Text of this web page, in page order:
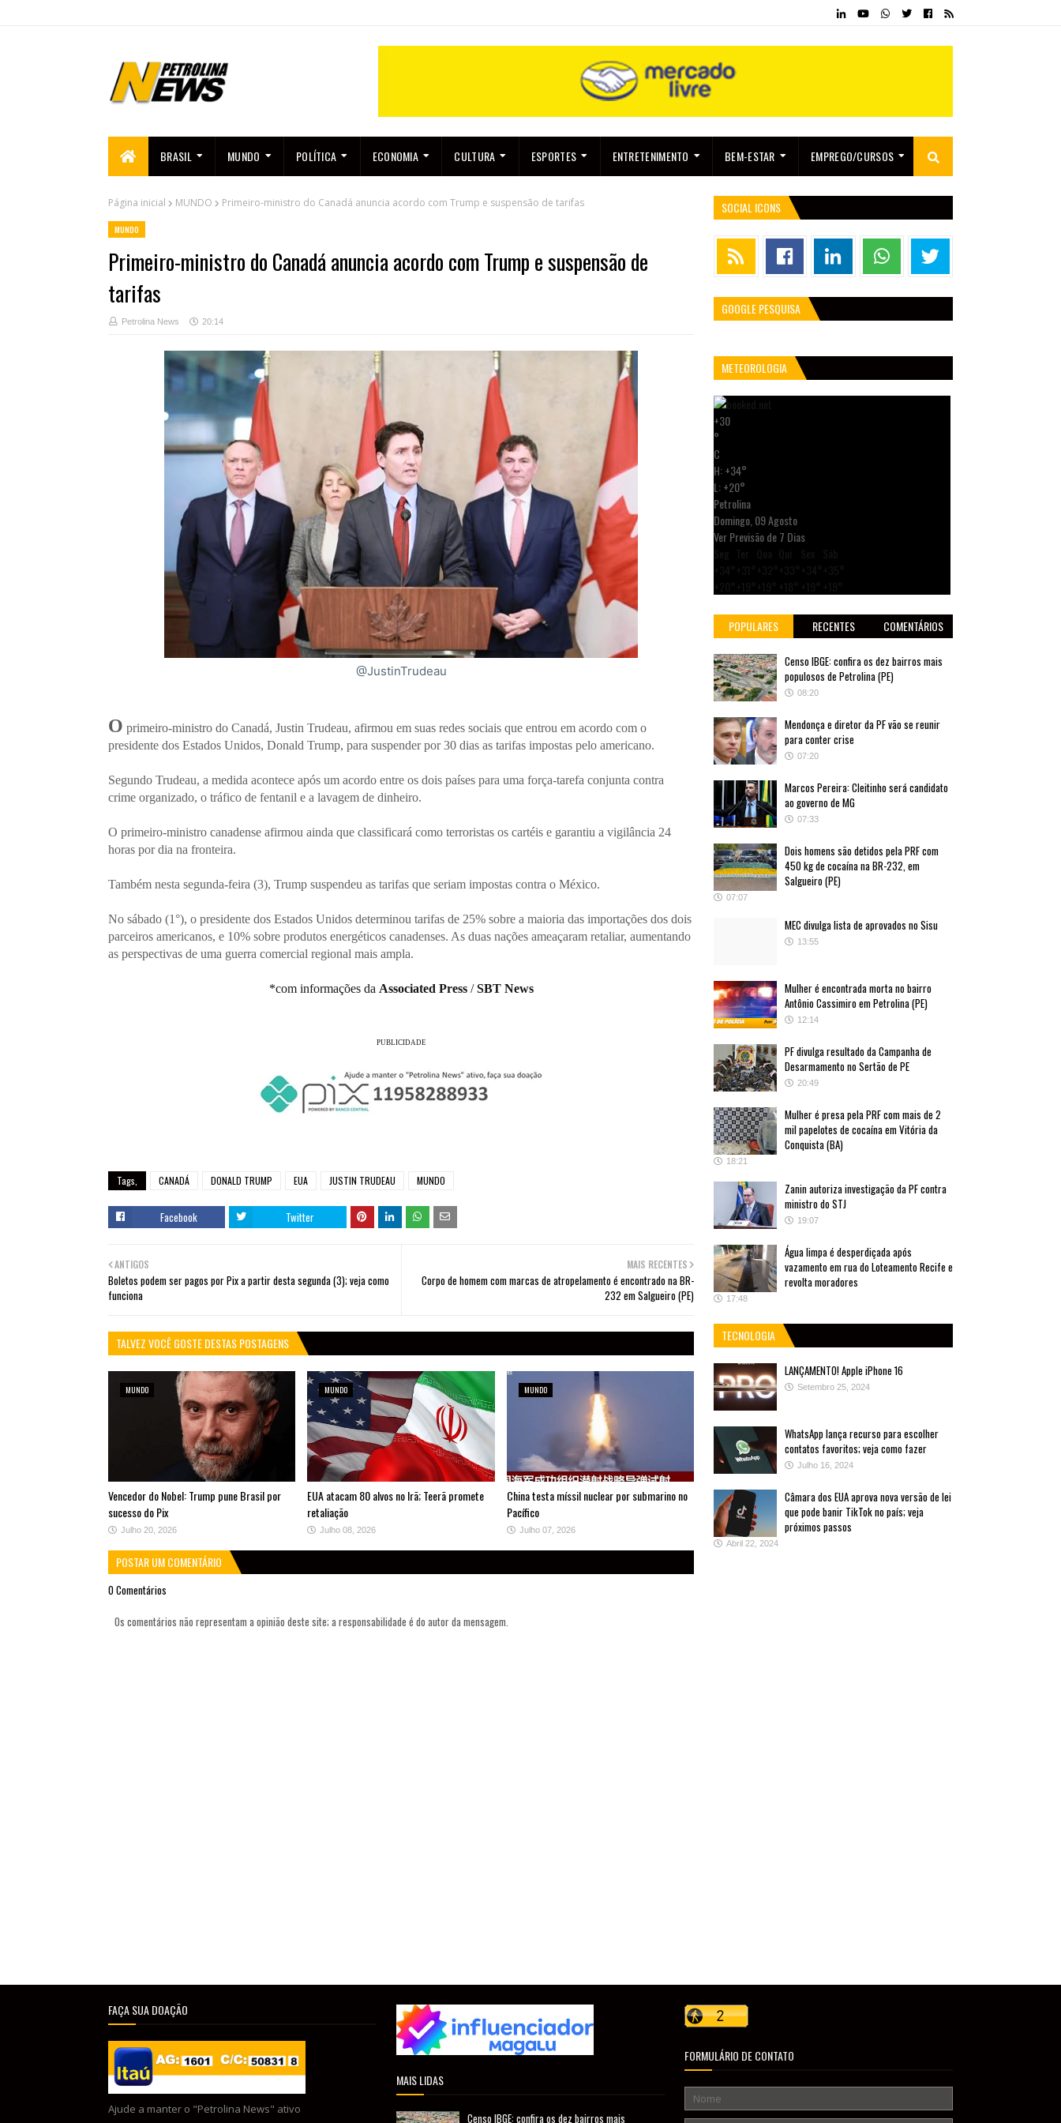
BRASIL MUNDO POLÍTICA ECONOMIA CULTURA ESPORTES ENTRETENIMENTO BEM-ESTAR EMPREGO/CURSOS
Página inicial MUNDO Primeiro-ministro do Canadá anuncia acordo com Trump e suspensão de tarifas
MUNDO
Primeiro-ministro do Canadá anuncia acordo com Trump e suspensão de
tarifas
Petrolina News 20:14
@JustinTrudeau
O primeiro-ministro do Canadá, Justin Trudeau, afirmou em suas redes sociais que entrou em acordo com o
presidente dos Estados Unidos, Donald Trump, para suspender por 30 dias as tarifas impostas pelo americano.
Segundo Trudeau, a medida acontece após um acordo entre os dois países para uma força-tarefa conjunta contra
crime organizado, o tráfico de fentanil e a lavagem de dinheiro.
O primeiro-ministro canadense afirmou ainda que classificará como terroristas os cartéis e garantiu a vigilância 24
horas por dia na fronteira.
Também nesta segunda-feira (3), Trump suspendeu as tarifas que seriam impostas contra o México.
No sábado (1°), o presidente dos Estados Unidos determinou tarifas de 25% sobre a maioria das importações dos dois
parceiros americanos, e 10% sobre produtos energéticos canadenses. As duas nações ameaçaram retaliar, aumentando
as perspectivas de uma guerra comercial regional mais ampla.
*com informações da Associated Press/SBT News
PUBLICIDADE
Tags, CANADÁ DONALD TRUMP EUA JUSTIN TRUDEAU MUNDO
Facebook Twitter
MAIS RECENTES
Corpo de homem com marcas de atropelamento é encontrado na BR-
232 em Salgueiro (PE)
ANTIGOS
Boletos podem ser pagos por Pix a partir desta segunda (3); veja como
funciona
TALVEZ VOCÊ GOSTE DESTAS POSTAGENS
MUNDO
Vencedor do Nobel: Trump pune Brasil por
sucesso do Pix
Julho 20, 2026
MUNDO
EUA atacam 80 alvos no Irã; Teerã promete
retaliação
Julho 08, 2026
MUNDO
China testa míssil nuclear por submarino no
Pacífico
Julho 07, 2026
POSTAR UM COMENTÁRIO
0 Comentários
Os comentários não representam a opinião deste site; a responsabilidade é do autor da mensagem.
SOCIAL ICONS
GOOGLE PESQUISA
METEOROLOGIA
+30
°
C
H:+34°
L:+20°
Petrolina
Domingo, 09 Agosto
Ver Previsão de 7 Dias
POPULARES RECENTES COMENTÁRIOS
Censo IBGE: confira os dez bairros mais
populosos de Petrolina (PE)
08:20
Mendonça e diretor da PF vão se reunir
para conter crise
07:20
Marcos Pereira: Cleitinho será candidato
ao governo de MG
07:33
Dois homens são detidos pela PRF com
450 kg de cocaína na BR-232, em
Salgueiro (PE)
07:07
MEC divulga lista de aprovados no Sisu
13:55
Mulher é encontrada morta no bairro
Antônio Cassimiro em Petrolina (PE)
12:14
PF divulga resultado da Campanha de
Desarmamento no Sertão de PE
20:49
Mulher é presa pela PRF com mais de 2
mil papelotes de cocaína em Vitória da
Conquista (BA)
18:21
Zanin autoriza investigação da PF contra
ministro do STJ
19:07
Água limpa é desperdiçada após
vazamento em rua do Loteamento Recife e
revolta moradores
17:48
TECNOLOGIA
LANÇAMENTO! Apple iPhone 16
Setembro 25, 2024
WhatsApp lança recurso para escolher
contatos favoritos; veja como fazer
Julho 16, 2024
Câmara dos EUA aprova nova versão de lei
que pode banir TikTok no país; veja
próximos passos
Abril 22, 2024
FAÇA SUA DOAÇÃO
Ajude a manter o "Petrolina News" ativo
MAIS LIDAS
Censo IBGE: confira os dez bairros mais
FORMULÁRIO DE CONTATO